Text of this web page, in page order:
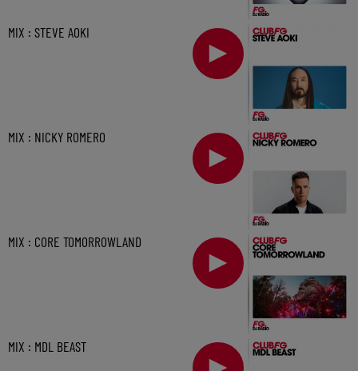
MIX : STEVE AOKI
MIX : NICKY ROMERO
MIX : CORE TOMORROWLAND
MIX : MDL BEAST